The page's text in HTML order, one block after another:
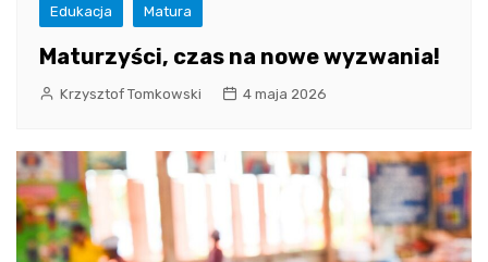
Edukacja Matura
Maturzyści, czas na nowe wyzwania!
Krzysztof Tomkowski 4 maja 2026